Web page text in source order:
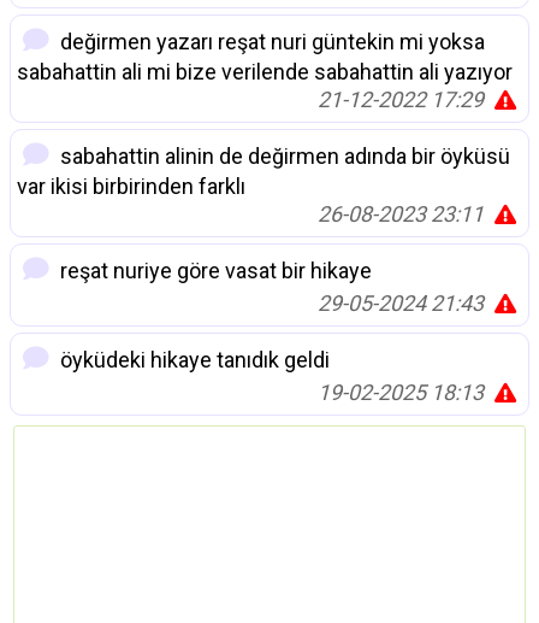
değirmen yazarı reşat nuri güntekin mi yoksa
sabahattin ali mi bize verilende sabahattin ali yazıyor
21-12-2022 17:29
sabahattin alinin de değirmen adında bir öyküsü
var ikisi birbirinden farklı
26-08-2023 23:11
reşat nuriye göre vasat bir hikaye
29-05-2024 21:43
öyküdeki hikaye tanıdık geldi
19-02-2025 18:13